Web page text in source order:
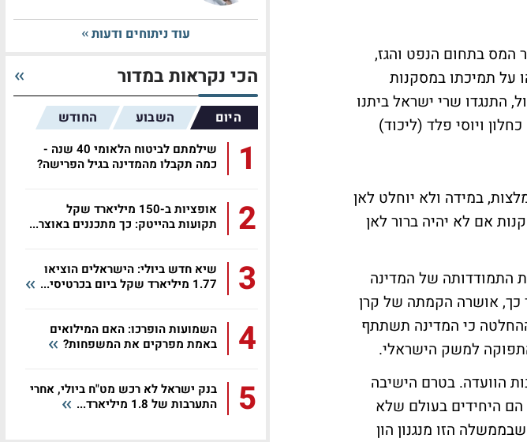
בתחום הנפט והגז,
על תמיכתו במסקנות
התנגדו שרי ישראל ביתנו
ויוסי פלד (ליכוד)
במידה ולא יוחלט לאן
אם לא יהיה ברור לאן
התמודדותה של המדינה
אושרה הקמתה של קרן
ההחלטה כי המדינה תשתתף
למשק הישראלי.
הוועדה. בטרם הישיבה
הם היחידים בעולם שלא
הזו מנגנון הון
עוד ניתוחים ודעות
הכי נקראות במדור
היום השבוע החודש
1
שילמתם לביטוח הלאומי 40 שנה -
כמה תקבלו מהמדינה בגיל הפרישה?
2
אופציות ב-150 מיליארד שקל
תקועות בהייטק: כך מתכננים באוצר...
3
שיא חדש ביולי: הישראלים הוציאו
1.77 מיליארד שקל ביום בכרטיסי...
4
השמועות הופרכו: האם המילואים
באמת מפרקים את המשפחות?
5
בנק ישראל לא רכש מט"ח ביולי, אחרי
התערבות של 1.8 מיליארד...